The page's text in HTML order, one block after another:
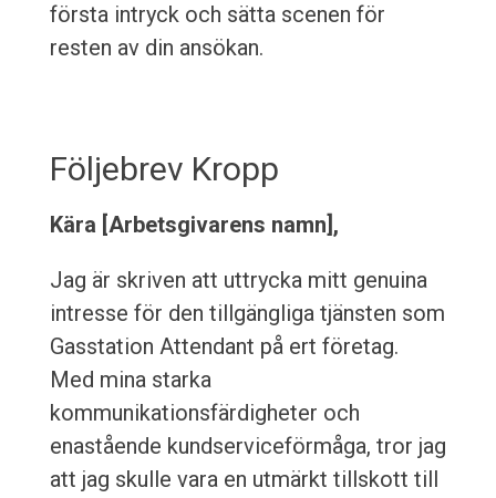
första intryck och sätta scenen för
resten av din ansökan.
Följebrev Kropp
Kära [Arbetsgivarens namn],
Jag är skriven att uttrycka mitt genuina
intresse för den tillgängliga tjänsten som
Gasstation Attendant på ert företag.
Med mina starka
kommunikationsfärdigheter och
enastående kundserviceförmåga, tror jag
att jag skulle vara en utmärkt tillskott till